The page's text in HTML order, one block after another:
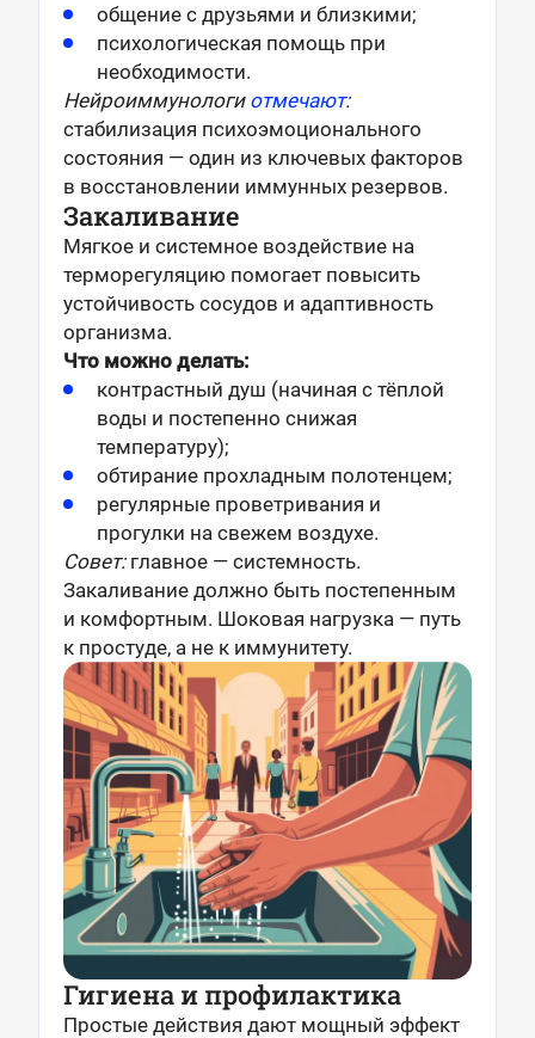
общение с друзьями и близкими;
психологическая помощь при
необходимости.
Нейроиммунологи отмечают:
стабилизация психоэмоционального
состояния — один из ключевых факторов
в восстановлении иммунных резервов.
Закаливание
Мягкое и системное воздействие на
терморегуляцию помогает повысить
устойчивость сосудов и адаптивность
организма.
Что можно делать:
контрастный душ (начиная с тёплой
воды и постепенно снижая
температуру);
обтирание прохладным полотенцем;
регулярные проветривания и
прогулки на свежем воздухе.
Совет:главное — системность.
Закаливание должно быть постепенным
и комфортным. Шоковая нагрузка — путь
к простуде, а не к иммунитету.
Гигиена и профилактика
Простые действия дают мощный эффект